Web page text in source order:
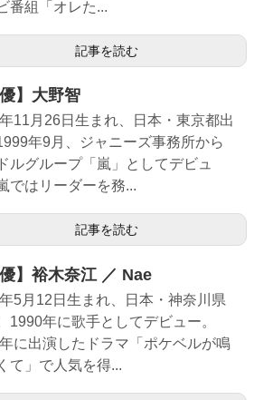
番組「オレた...
記事を読む
優】大野智
11月26日生まれ、日本・東京都出
年9月、ジャニーズ事務所から
ルグループ「嵐」としてデビュ
ではリーダーを務...
記事を読む
優】裕木奈江 ／ Nae
5月12日生まれ、日本・神奈川県
1990年に歌手としてデビュー。
に出演したドラマ「ポケベルが鳴
て」で人気を得...